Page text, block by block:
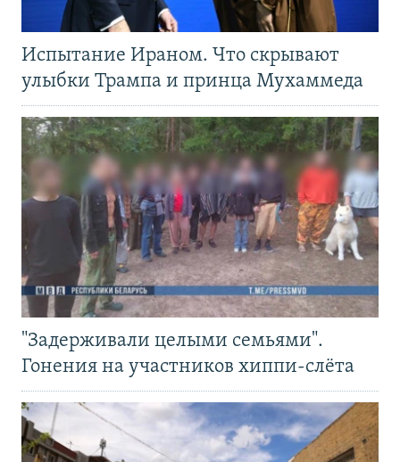
Испытание Ираном. Что скрывают
улыбки Трампа и принца Мухаммеда
"Задерживали целыми семьями".
Гонения на участников хиппи-слёта